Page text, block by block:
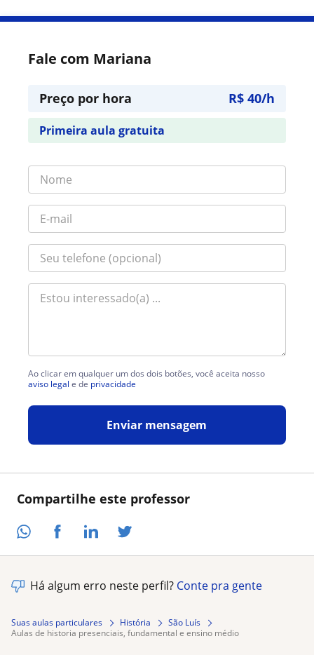
Compartilhe este professor
Fale com Mariana
Preço por hora R$ 40/h
Primeira aula gratuita
Ao clicar em qualquer um dos dois botões, você aceita nosso
aviso legal e de privacidade
Enviar mensagem
Há algum erro neste perfil? Conte pra gente
Suas aulas particulares História
São Luís
aulas de historia presenciais, fundamental e ensino médio